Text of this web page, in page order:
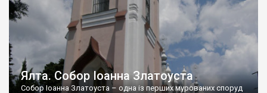
Ялта. Собор Іоанна Златоуста
Собор Іоанна Златоуста – одна із перших мурованих споруд